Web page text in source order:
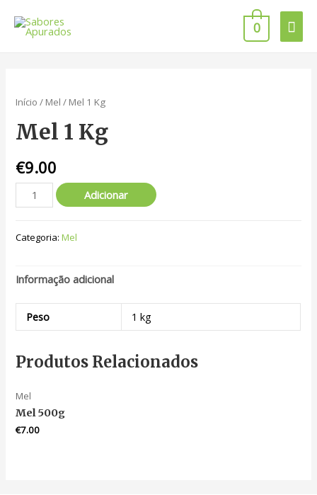
0
Início / Mel / Mel 1 Kg
Mel 1 Kg
€9.00
Adicionar
Categoria:Mel
Informação adicional
Peso 1 kg
Produtos Relacionados
Mel
Mel 500g
€7.00